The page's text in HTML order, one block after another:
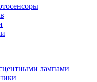
лампами